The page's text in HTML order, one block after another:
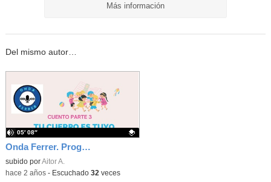
Más información
Del mismo autor…
Onda Ferrer. Programa 2. CUENTOS: "Tú cuerpo es tuyo" Parte 3
Contenido educativo.
subido porAitor A.
05′ 08″
-hace 2 años- Escuchado 32veces